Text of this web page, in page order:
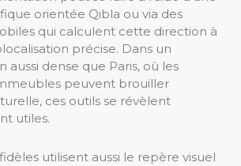
orientée Qibla ou via des
qui calculent cette direction à
précise. Dans un
aussi dense que Paris, où les
peuvent brouiller
ces outils se révèlent
utiles.
utilisent aussi le repère visuel